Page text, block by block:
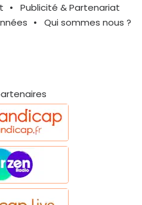
Publicité & Partenariat
Qui sommes nous ?